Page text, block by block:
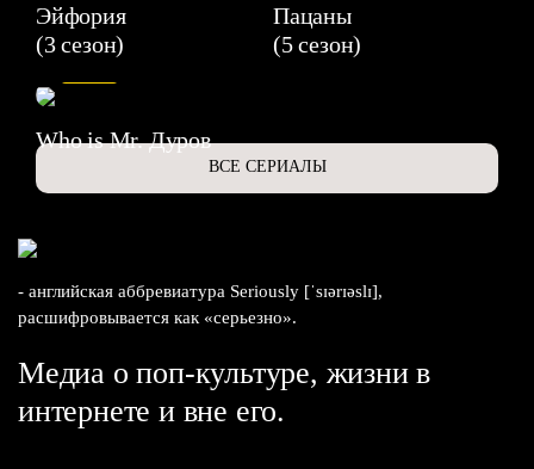
Эйфория
(3 сезон)
Пацаны
(5 сезон)
Who is Mr. Дуров
ВСЕ СЕРИАЛЫ
- английская аббревиатура Seriously [ˈsɪərɪəslɪ],
расшифровывается как «серьезно».
Медиа о поп-культуре, жизни в
интернете и вне его.